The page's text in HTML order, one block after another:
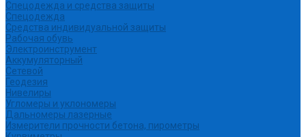
Спецодежда и средства защиты
Спецодежда
Средства индивидуальной защиты
Рабочая обувь
Электроинструмент
Аккумуляторный
Сетевой
Геодезия
Нивелиры
Угломеры и уклономеры
Дальномеры лазерные
Измерители прочности бетона, пирометры